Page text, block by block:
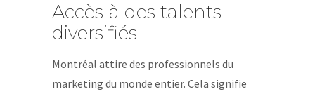
Accès à des talents
diversifiés
Montréal attire des professionnels du
marketing du monde entier. Cela signifie